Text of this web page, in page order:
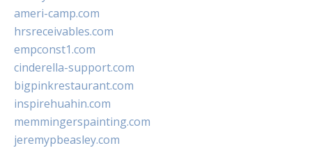
ameri-camp.com
hrsreceivables.com
empconst1.com
cinderella-support.com
bigpinkrestaurant.com
inspirehuahin.com
memmingerspainting.com
jeremypbeasley.com